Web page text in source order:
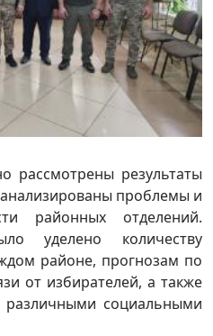
рассмотрены результаты
проблемы и
районных отделений.
уделено количеству
районе, прогнозам по
от избирателей, а также
социальными